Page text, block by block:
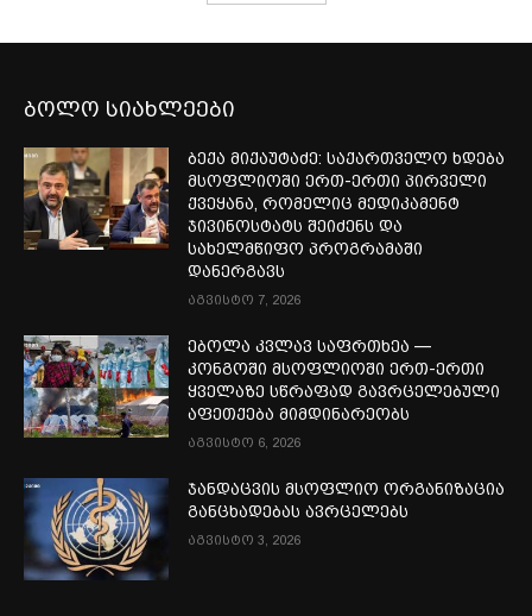
ბოლო სიახლეები
ბექა მიქაუტაძე: საქართველო ხდება
მსოფლიოში ერთ-ერთი პირველი
ქვეყანა, რომელიც მედიკამენტ
ჯივინოსტატს შეიძენს და
სახელმწიფო პროგრამაში
დანერგავს
აგვისტო 7, 2026
ებოლა კვლავ საფრთხეა —
კონგოში მსოფლიოში ერთ-ერთი
ყველაზე სწრაფად გავრცელებული
აფეთქება მიმდინარეობს
აგვისტო 6, 2026
ჯანდაცვის მსოფლიო ორგანიზაცია
განცხადებას ავრცელებს
აგვისტო 3, 2026